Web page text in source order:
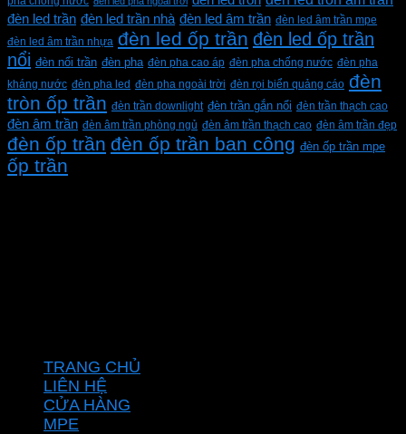
đèn led trần đèn led trần nhà đèn led âm trần đèn led âm trần mpe
đèn led âm trần nhựa đèn led ốp trần đèn led ốp trần
nổi đèn nổi trần đèn pha đèn pha cao áp đèn pha chống nước đèn pha
kháng nước đèn pha led đèn pha ngoài trời đèn rọi biển quảng cáo đèn
tròn ốp trần đèn trần downlight đèn trần gắn nổi đèn trần thạch cao
đèn âm trần đèn âm trần phòng ngủ đèn âm trần thạch cao đèn âm trần đẹp
đèn ốp trần đèn ốp trần ban công đèn ốp trần mpe
ốp trần
TRANG CHỦ
LIÊN HỆ
CỬA HÀNG
MPE